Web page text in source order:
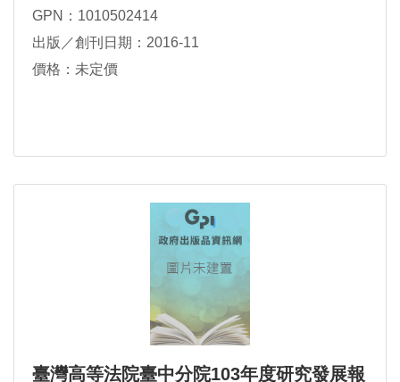
GPN：1010502414
出版／創刊日期：2016-11
價格：未定價
臺灣高等法院臺中分院103年度研究發展報